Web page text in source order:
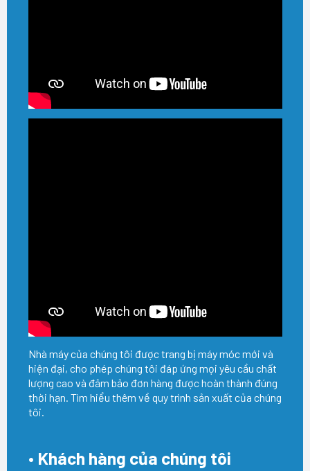
Nhà máy của chúng tôi được trang bị máy móc mới và
hiện đại, cho phép chúng tôi đáp ứng mọi yêu cầu chất
lượng cao và đảm bảo đơn hàng được hoàn thành đúng
thời hạn. Tìm hiểu thêm về quy trình sản xuất của chúng
tôi.
• Khách hàng của chúng tôi